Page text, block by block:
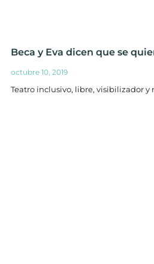
Beca y Eva dicen que se
octubre 10, 2019
Teatro inclusivo, libre, visibilizador y